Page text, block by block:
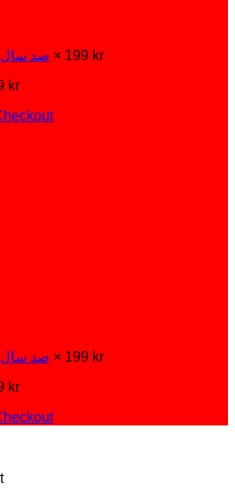
صد سال 1 × 199 kr
kr
صد سال 1 × 199 kr
kr